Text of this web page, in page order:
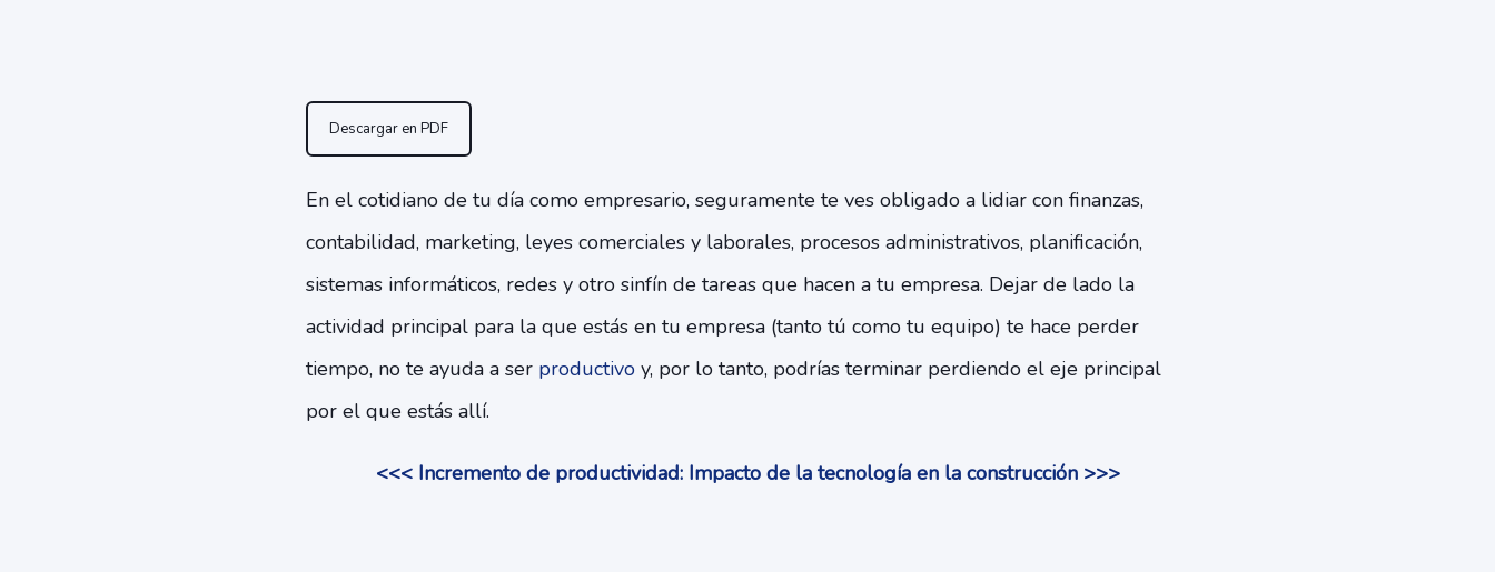
Descargar en PDF
En el cotidiano de tu día como empresario, seguramente te ves obligado a lidiar con finanzas,
contabilidad, marketing, leyes comerciales y laborales, procesos administrativos, planificación,
sistemas informáticos, redes y otro sinfín de tareas que hacen a tu empresa. Dejar de lado la
actividad principal para la que estás en tu empresa (tanto tú como tu equipo) te hace perder
tiempo, no te ayuda a ser productivoy, por lo tanto, podrías terminar perdiendo el eje principal
por el que estás allí.
<<< Incremento de productividad: Impacto de la tecnología en la construcción >>>